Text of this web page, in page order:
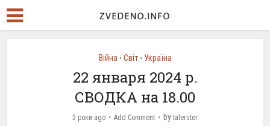
Війна • Світ • Україна
22 января 2024 р.
СВОДКА на 18.00
3 роки ago Add Comment by talerster